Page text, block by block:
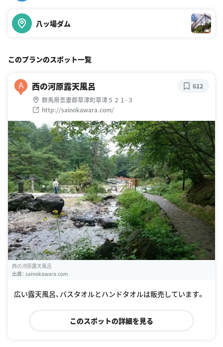
八ッ場ダム
このプランのスポット一覧
A 西の河原露天風呂
群馬県吾妻郡草津町草津５２１-３
http://sainokawara.com/
612
西の河原露天風呂
出典： sainokawara.com
広い露天風呂、バスタオルとハンドタオルは販売しています。
このスポットの詳細を見る